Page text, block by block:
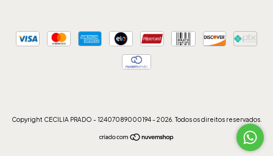
Copyright CECILIA PRADO - 12407089000194 - 2026. Todos os direitos reservados.